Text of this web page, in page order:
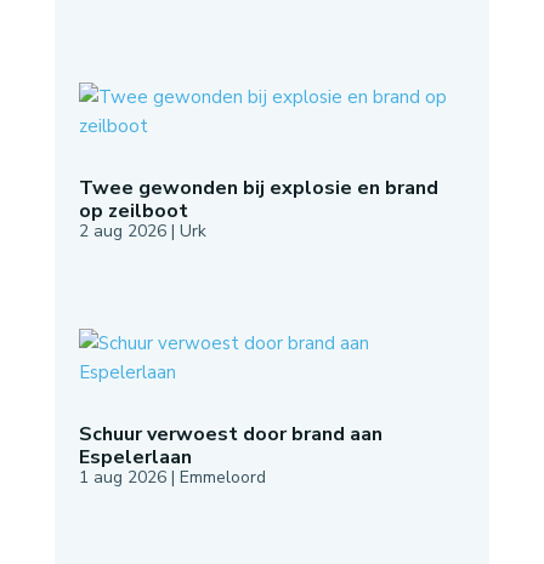
Twee gewonden bij explosie en brand
op zeilboot
2 aug 2026| Urk
Schuur verwoest door brand aan
Espelerlaan
1 aug 2026| Emmeloord